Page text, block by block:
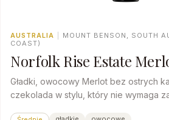
AUSTRALIA
MOUNT BENSON, SOUTH
COAST)
Norfolk Rise Estate
Gładki, owocowy Merlot bez ostrych
czekolada w stylu, który nie wymaga